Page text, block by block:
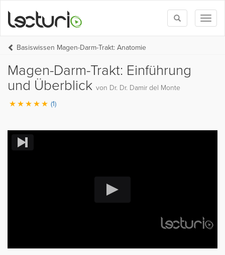
Toggle
search
Basiswissen Magen-Darm-Trakt: Anatomie
Magen-Darm-Trakt: Einführung
und Überblick von Dr. Dr. Damir del Monte
(1)